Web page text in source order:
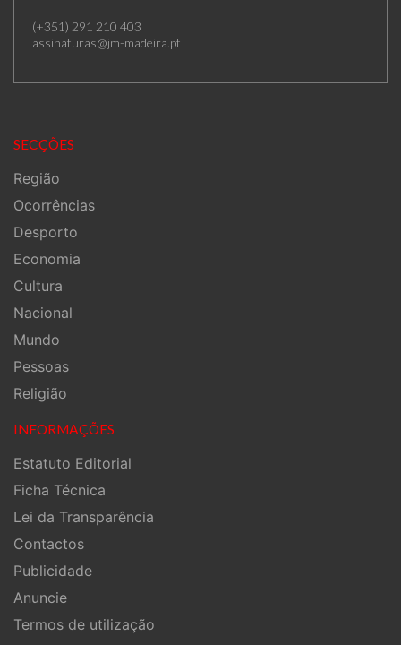
(+351) 291 210 403
assinaturas@jm-madeira.pt
SECÇÕES
Região
Ocorrências
Desporto
Economia
Cultura
Nacional
Mundo
Pessoas
Religião
INFORMAÇÕES
Estatuto Editorial
Ficha Técnica
Lei da Transparência
Contactos
Publicidade
Anuncie
Termos de utilização